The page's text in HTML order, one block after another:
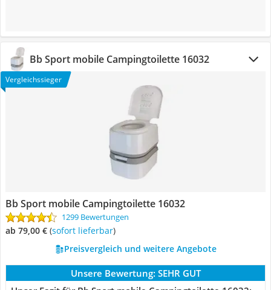
Bb Sport mobile Campingtoilette 16032
Vergleichssieger
Bb Sport mobile Campingtoilette 16032
1299 Bewertungen
ab 79,00 € ( Sofort lieferbar)
Preisvergleich und weitere Angebote
Unsere Bewertung: SEHR GUT